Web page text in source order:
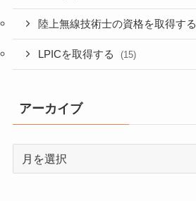
陸上無線技術士の資格を取得する
LPICを取得する (15)
アーカイブ